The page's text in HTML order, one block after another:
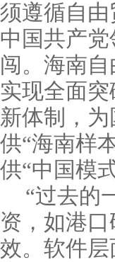
须遵循自
中国共产
闯。海南
实现全面
新体制，
供“海南样
供“中国模式
“过去的
资，如港
效。软件